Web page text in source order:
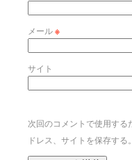
メール※
サイト
次回のコメントで使用す
ドレス、サイトを保存する。